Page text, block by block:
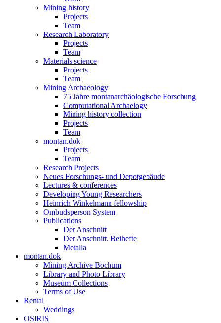
Mining history
Projects
Team
Research Laboratory
Projects
Team
Materials science
Projects
Team
Mining Archaeology
75 Jahre montanarchäologische Forschung
Computational Archaelogy
Mining history collection
Projects
Team
montan.dok
Projects
Team
Research Projects
Neues Forschungs- und Depotgebäude
Lectures & conferences
Developing Young Researchers
Heinrich Winkelmann fellowship
Ombudsperson System
Publications
Der Anschnitt
Der Anschnitt. Beihefte
Metalla
montan.dok
Mining Archive Bochum
Library and Photo Library
Museum Collections
Terms of Use
Rental
Weddings
OSIRIS